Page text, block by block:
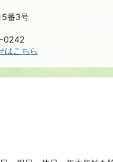
5番3号
0242
はこちら